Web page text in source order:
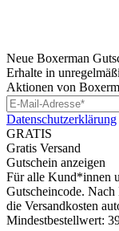
Neue Boxerman
Erhalte in
Aktionen von
Datenschutzerklärung
GRATIS
Gratis Versand
Gutschein anzeigen
Für alle Kund*innen
Gutscheincode.
die Versandkosten
Mindestbestellwert: